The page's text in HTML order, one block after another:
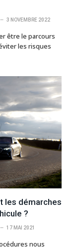
3 NOVEMBRE 2022
être le parcours
les risques
les démarches
?
17 MAI 2021
nous